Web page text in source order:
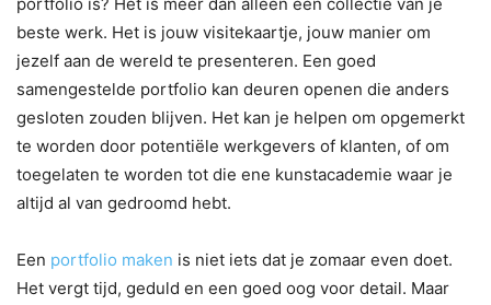
beste werk. Het is jouw visitekaartje, jouw manier om
jezelf aan de wereld te presenteren. Een goed
samengestelde portfolio kan deuren openen die anders
gesloten zouden blijven. Het kan je helpen om opgemerkt
te worden door potentiële werkgevers of klanten, of om
toegelaten te worden tot die ene kunstacademie waar je
altijd al van gedroomd hebt.
Een portfolio maken is niet iets dat je zomaar even doet.
Het vergt tijd, geduld en een goed oog voor detail. Maar